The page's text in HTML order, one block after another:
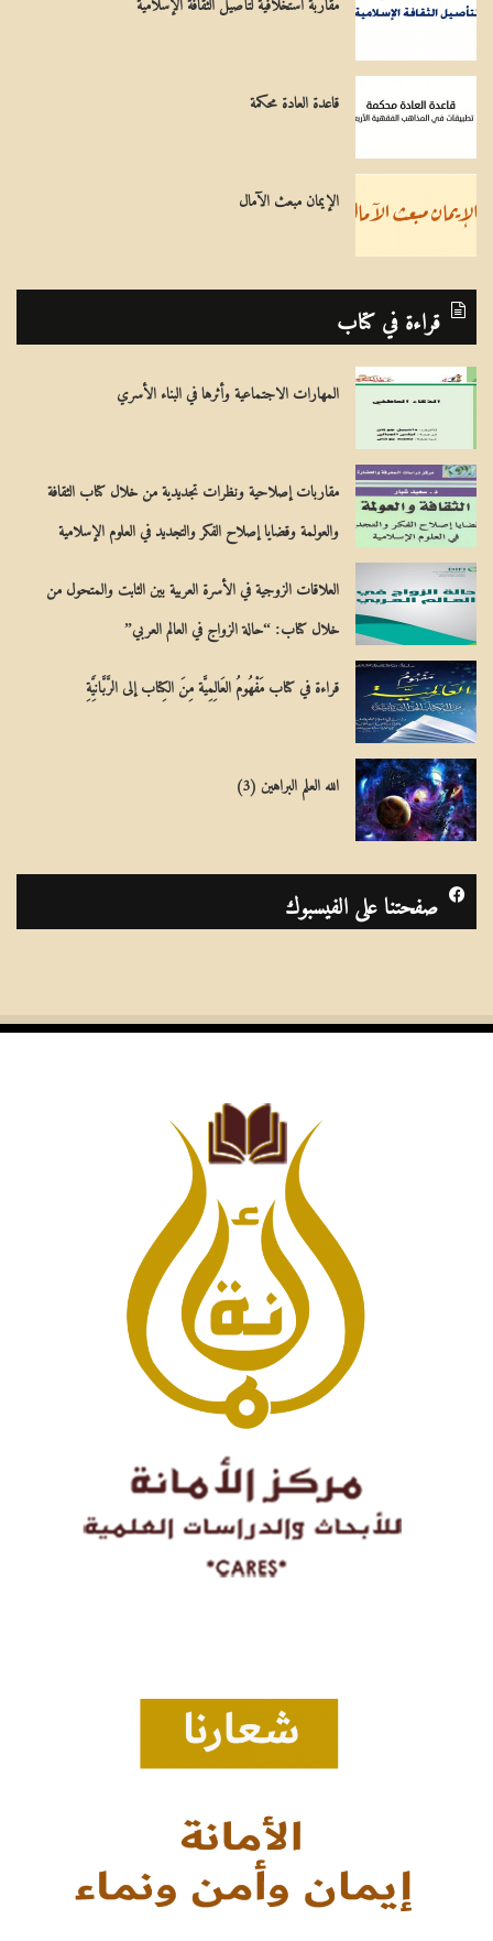
قاعدة العادة محكمة
الإيمان مبعث الآمال
قراءة في كتاب
المهارات الاجتماعية وأثرها في البناء الأسري
مقاربات إصلاحية ونظرات تجديدية من خلال كتاب الثقافة
والعولمة وقضايا إصلاح الفكر والتجديد في العلوم الإسلامية
العلاقات الزوجية في الأسرة العربية بين الثابت والمتحول من
خلال كتاب: “حالة الزواج في العالم العربي”
قراءة في كتاب مَفْهُومُ العَالِمِيَّة مِنَ الكِتاب إلى الرَّبَّانِيَّةِ
الله العلم البراهين (3)
صفحتنا على الفيسبوك